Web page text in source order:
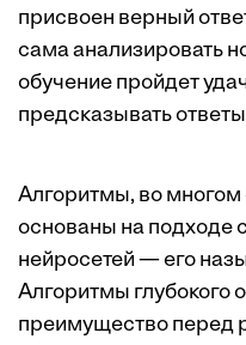
присвоен верный
сама анализировать
обучение пройдет
предсказывать
Алгоритмы, во многом
основаны на подходе
нейросетей — его
Алгоритмы глубокого
преимущество перед